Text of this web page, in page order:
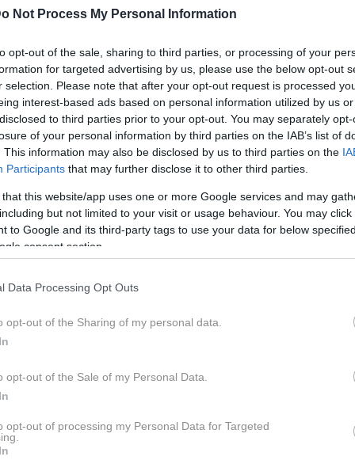
Not Process My Personal Information
opt-out of the sale, sharing to third parties, or processing of your
for targeted advertising by us, please use the below opt-out
selection. Please note that after your opt-out request is processed
interest-based ads based on personal information utilized by us
to third parties prior to your opt-out. You may separately
of your personal information by third parties on the IAB’s list of
This information may also be disclosed by us to third parties on the
Participants that may further disclose it to other third parties.
that this website/app uses one or more Google services and may
but not limited to your visit or usage behaviour. You may
to Google and its third-party tags to use your data for below
consent section.
Data Processing Opt Outs
opt-out of the Sharing of my personal data.
opt-out of the Sale of my Personal Data.
opt-out of processing my Personal Data for Targeted
si pomagate tudi s tem poceni napitkom, ki bo vaši vadbi
ali delati napornih vaj, dovolj je, da
težkih treningov in preživeti ure v telovadnici.
pa vam bodo pomagali, da bo že tako preprost
postavo.
razdaljo. Za merjenje zadostuje aplikacija na
okoli roke.
Čez dan je normalno narediti okoli
se želite znebiti odvečnih kilogramov, pa je